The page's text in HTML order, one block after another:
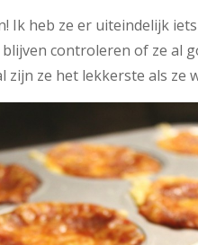
Ik heb ze er uiteindelijk
controleren of ze al
ze het lekkerste als ze